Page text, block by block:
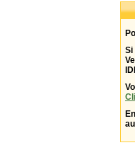
Si